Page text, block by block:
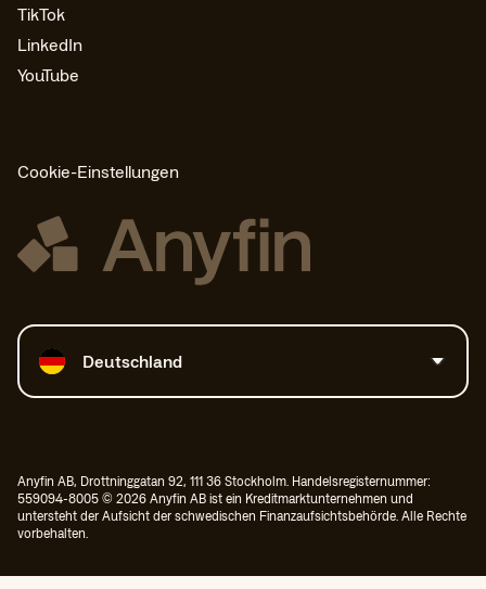
TikTok
LinkedIn
YouTube
Cookie-Einstellungen
Land auswählen
Deutschland
Anyfin AB, Drottninggatan 92, 111 36 Stockholm. Handelsregisternummer:
559094-8005 © 2026 Anyfin AB ist ein Kreditmarktunternehmen und
untersteht der Aufsicht der schwedischen Finanzaufsichtsbehörde. Alle Rechte
vorbehalten.